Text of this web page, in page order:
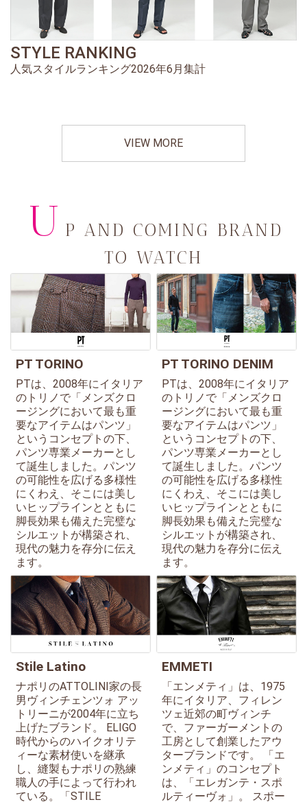
STYLE RANKING
人気スタイルランキング2026年6月集計
VIEW MORE
U P AND COMING BRAND
TO WATCH
PT TORINO
PTは、2008年にイタリア
のトリノで「メンズクロ
ージングにおいて最も重
要なアイテムはパンツ」
というコンセプトの下、
パンツ専業メーカーとし
て誕生しました。パンツ
の可能性を広げる多様性
にくわえ、そこには美し
いヒップラインとともに
脚長効果も備えた完璧な
シルエットが構築され、
現代の魅力を存分に伝え
ます。
PT TORINO DENIM
PTは、2008年にイタリア
のトリノで「メンズクロ
ージングにおいて最も重
要なアイテムはパンツ」
というコンセプトの下、
パンツ専業メーカーとし
て誕生しました。パンツ
の可能性を広げる多様性
にくわえ、そこには美し
いヒップラインとともに
脚長効果も備えた完璧な
シルエットが構築され、
現代の魅力を存分に伝え
ます。
Stile Latino
ナポリのATTOLINI家の長
男ヴィンチェンツォ アッ
トリーニが2004年に立ち
上げたブランド。 ELIGO
時代からのハイクオリテ
ィーな素材使いを継承
し、縫製もナポリの熟練
職人の手によって行われ
ている。「STILE
EMMETI
「エンメティ」は、1975
年にイタリア、フィレン
ツェ近郊の町ヴィンチ
で、ファーガーメントの
工房として創業したアウ
ターブランドです。 「エ
ンメティ」のコンセプト
は、「エレガンテ・スポ
ルティーヴォ」。 スポー